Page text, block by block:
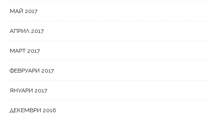
МАЙ 2017
АПРИЛ 2017
МАРТ 2017
ФЕВРУАРИ 2017
ЯНУАРИ 2017
ДЕКЕМВРИ 2016